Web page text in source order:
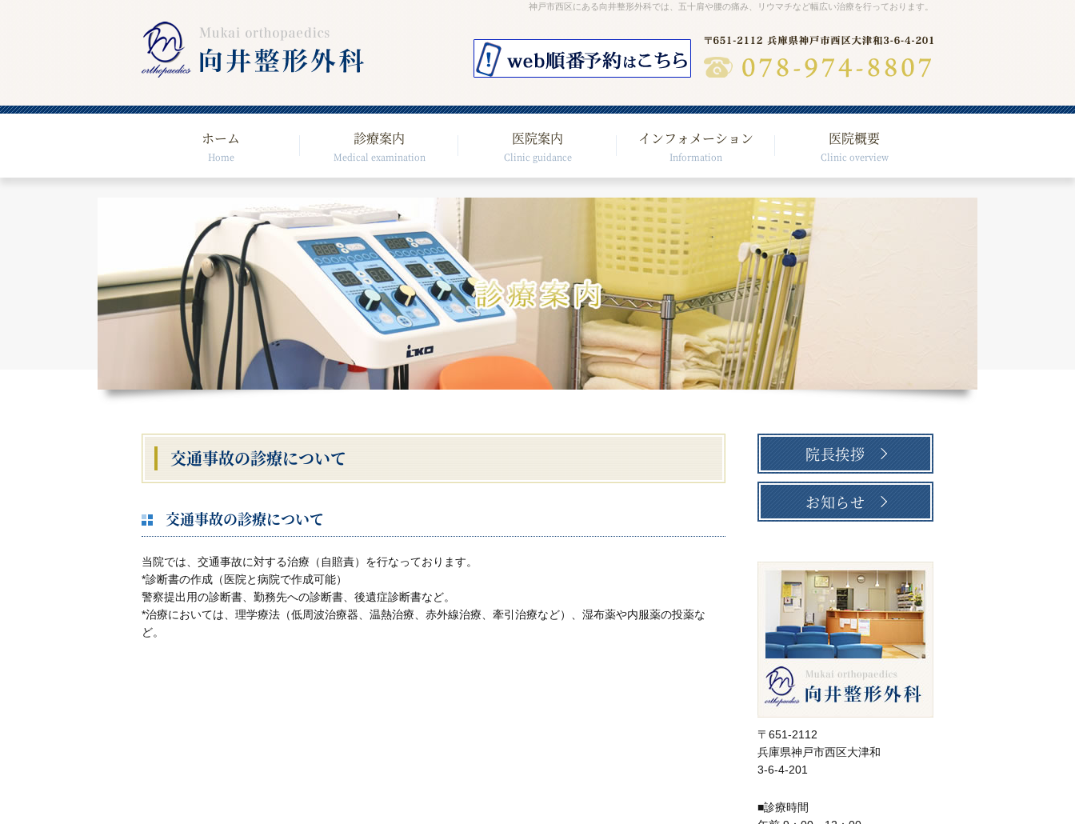
神戸市西区にある向井整形外科では、五十肩や腰の痛み、リウマチなど幅広い治療を行っております。
ホーム
Home
診療案内
Medical examination
医院案内
Clinic guidance
インフォメーション
Information
医院概要
Clinic overview
交通事故の診療について
交通事故の診療について
当院では、交通事故に対する治療（自賠責）を行なっております。
*診断書の作成（医院と病院で作成可能）
警察提出用の診断書、勤務先への診断書、後遺症診断書など。
*治療においては、理学療法（低周波治療器、温熱治療、赤外線治療、牽引治療など）、湿布薬や内服薬の投薬な
ど。
院長挨拶
お知らせ
〒651-2112
兵庫県神戸市西区大津和
3-6-4-201
■診療時間